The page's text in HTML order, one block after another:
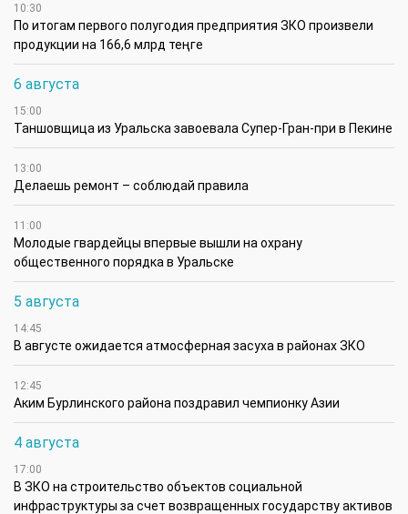
10:30
По итогам первого полугодия предприятия ЗКО произвели
продукции на 166,6 млрд теңге
6 августа
15:00
Таншовщица из Уральска завоевала Супер-Гран-при в Пекине
13:00
Делаешь ремонт – соблюдай правила
11:00
Молодые гвардейцы впервые вышли на охрану
общественного порядка в Уральске
5 августа
14:45
В августе ожидается атмосферная засуха в районах ЗКО
12:45
Аким Бурлинского района поздравил чемпионку Азии
4 августа
17:00
В ЗКО на строительство объектов социальной
инфраструктуры за счет возвращенных государству активов